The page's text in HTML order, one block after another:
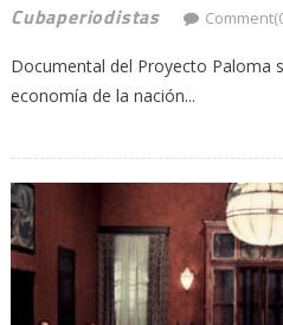
Cubaperiodistas
Documental del Proyecto Paloma
economía de la nación...